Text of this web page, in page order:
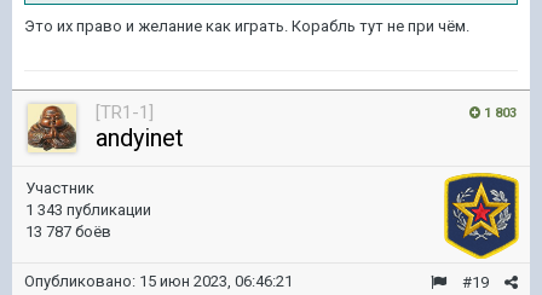
Это их право и желание как играть. Корабль тут не при чём.
1 803
[TR1-1]
andyinet
Участник
1 343 публикации
13 787 боёв
#19
Опубликовано: 15 июн 2023, 06:46:21